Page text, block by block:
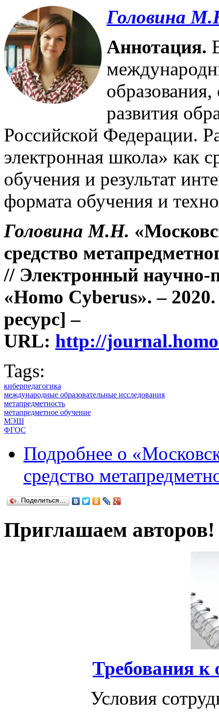
Головина
Аннотация.
развития
Российской Федерации.
электронная школа» как
обучения и результат
формата обучения и
Головина М.Н.
средство
// Электронный научно-
«Homo Cyberus». –
ресурс]–
URL: http://
Tags:
киберпедагогика
международные образовательные исследования
метапредметность
метапредметное обучение
МЭШ
ФГОС
Подробнее о
средство
Поделиться…
Приглашаем авторов!
Требования к
Условия